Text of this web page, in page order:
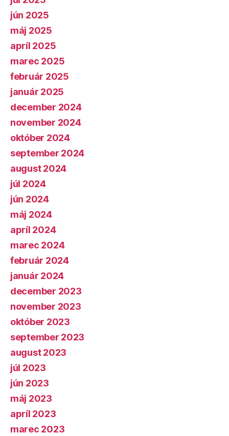
jún 2025
máj 2025
apríl 2025
marec 2025
február 2025
január 2025
december 2024
november 2024
október 2024
september 2024
august 2024
júl 2024
jún 2024
máj 2024
apríl 2024
marec 2024
február 2024
január 2024
december 2023
november 2023
október 2023
september 2023
august 2023
júl 2023
jún 2023
máj 2023
apríl 2023
marec 2023